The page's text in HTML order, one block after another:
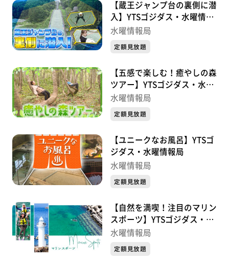
【蔵王ジャンプ台の裏側に潜
入】YTSゴジダス・水曜情報
局
水曜情報局
定額見放題
【五感で楽しむ！癒やしの森
ツアー】YTSゴジダス・水曜
情報局
水曜情報局
定額見放題
【ユニークなお風呂】YTSゴ
ジダス・水曜情報局
水曜情報局
定額見放題
【自然を満喫！注目のマリン
スポーツ】YTSゴジダス・水
曜情報局
水曜情報局
定額見放題